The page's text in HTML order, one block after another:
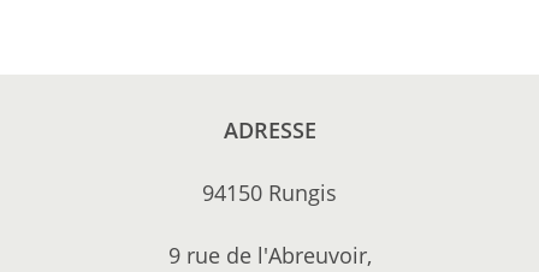
ADRESSE
94150 Rungis
9 rue de l'Abreuvoir,